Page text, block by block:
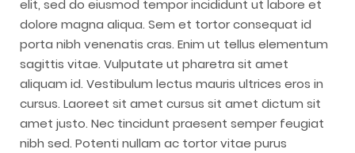
elit, sed do eiusmod tempor incididunt ut labore et
dolore magna aliqua. Sem et tortor consequat id
porta nibh venenatis cras. Enim ut tellus elementum
sagittis vitae. Vulputate ut pharetra sit amet
aliquam id. Vestibulum lectus mauris ultrices eros in
cursus. Laoreet sit amet cursus sit amet dictum sit
amet justo. Nec tincidunt praesent semper feugiat
nibh sed. Potenti nullam ac tortor vitae purus